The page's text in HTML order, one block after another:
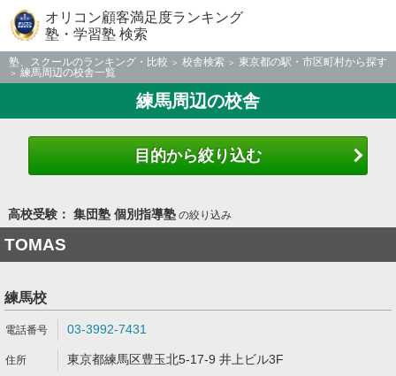
オリコン顧客満足度ランキング
塾・学習塾 検索
塾、スクールのランキング・比較 校舎検索
東京都の駅・市区町村から探す
練馬周辺の校舎一覧
練馬周辺の校舎
目的から絞り込む
高校受験： 集団塾 個別指導塾の絞り込み
TOMAS
練馬校
03-3992-7431
東京都練馬区豊玉北5-17-9 井上ビル3F